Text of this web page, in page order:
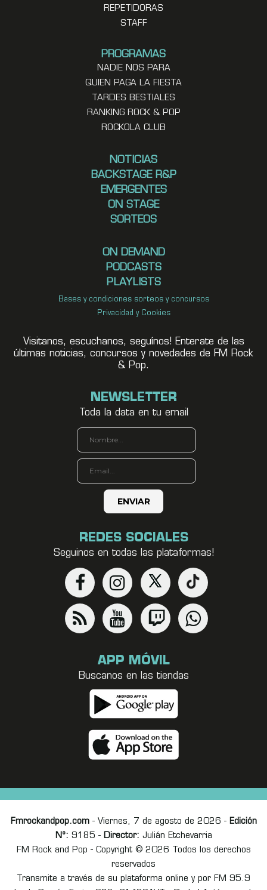
REPETIDORAS
STAFF
PROGRAMAS
NADIE NOS PARA
QUIEN PAGA LA FIESTA
TARDES BESTIALES
RANKING ROCK & POP
ROCKOLA CLUB
NOTICIAS
BACKSTAGE R&P
EMERGENTES
ON STAGE
SORTEOS
ON DEMAND
PODCASTS
PLAYLISTS
Bases y condiciones sorteos y concursos
Privacidad y Cookies
Visitanos, escuchanos, seguínos! Enterate de las
últimas noticias, concursos y novedades de FM Rock
& Pop.
NEWSLETTER
Toda la data en tu email
REDES SOCIALES
Seguinos en todas las plataformas!
APP MÓVIL
Buscanos en las tiendas
Fmrockandpop.com- Viernes, 7 de agosto de 2026 - Edición
Nº: 9185 - Director: Julián Etchevarria
FM Rock and Pop - Copyright © 2026 Todos los derechos
reservados
Transmite a través de su plataforma online y por FM 95.9